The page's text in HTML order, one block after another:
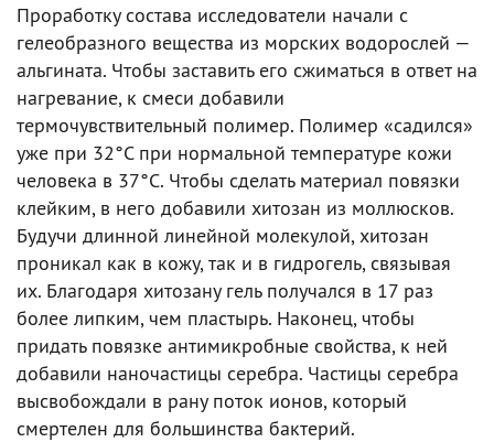
Проработку состава исследователи начали с
гелеобразного вещества из морских водорослей —
альгината. Чтобы заставить его сжиматься в ответ на
нагревание, к смеси добавили
термочувствительный полимер. Полимер «садился»
уже при 32°C при нормальной температуре кожи
человека в 37°C. Чтобы сделать материал повязки
клейким, в него добавили хитозан из моллюсков.
Будучи длинной линейной молекулой, хитозан
проникал как в кожу, так и в гидрогель, связывая
их. Благодаря хитозану гель получался в 17 раз
более липким, чем пластырь. Наконец, чтобы
придать повязке антимикробные свойства, к ней
добавили наночастицы серебра. Частицы серебра
высвобождали в рану поток ионов, который
смертелен для большинства бактерий.